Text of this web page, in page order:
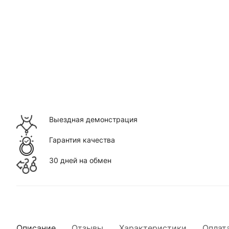
Выездная демонстрация
Гарантия качества
30 дней на обмен